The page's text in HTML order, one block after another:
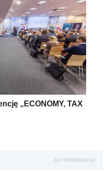
„ECONOMY, TAX
AUTOPROMOCJA